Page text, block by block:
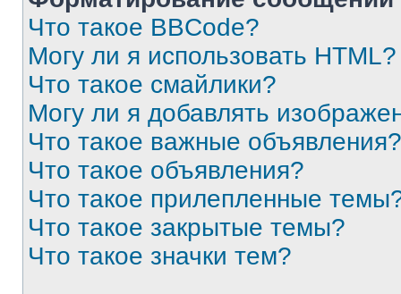
Что такое BBCode?
Могу ли я использовать HTML?
Что такое смайлики?
Могу ли я добавлять
Что такое важные объявления?
Что такое объявления?
Что такое прилепленные
Что такое закрытые темы?
Что такое значки тем?